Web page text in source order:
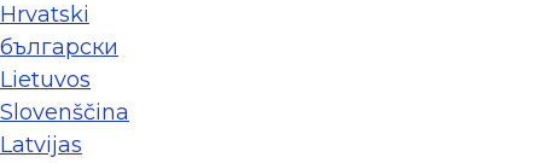
Hrvatski
български
Lietuvos
Slovenščina
Latvijas